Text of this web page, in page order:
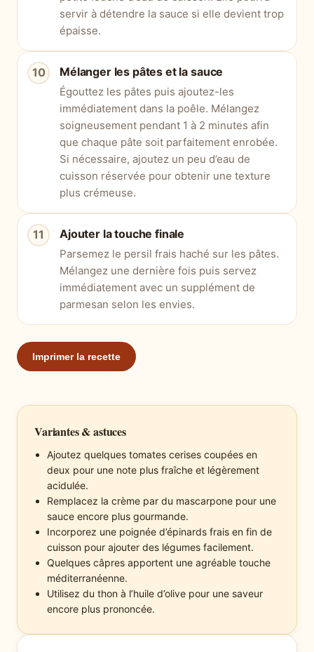
servir à détendre la sauce si elle devient trop
épaisse.
Mélanger les pâtes et la sauce
Égouttez les pâtes puis ajoutez-les
immédiatement dans la poêle. Mélangez
soigneusement pendant 1 à 2 minutes afin
que chaque pâte soit parfaitement enrobée.
Si nécessaire, ajoutez un peu d’eau de
cuisson réservée pour obtenir une texture
plus crémeuse.
Ajouter la touche finale
Parsemez le persil frais haché sur les pâtes.
Mélangez une dernière fois puis servez
immédiatement avec un supplément de
parmesan selon les envies.
Imprimer la recette
Variantes & astuces
Ajoutez quelques tomates cerises coupées en
deux pour une note plus fraîche et légèrement
acidulée.
Remplacez la crème par du mascarpone pour une
sauce encore plus gourmande.
Incorporez une poignée d’épinards frais en fin de
cuisson pour ajouter des légumes facilement.
Quelques câpres apportent une agréable touche
méditerranéenne.
Utilisez du thon à l’huile d’olive pour une saveur
encore plus prononcée.